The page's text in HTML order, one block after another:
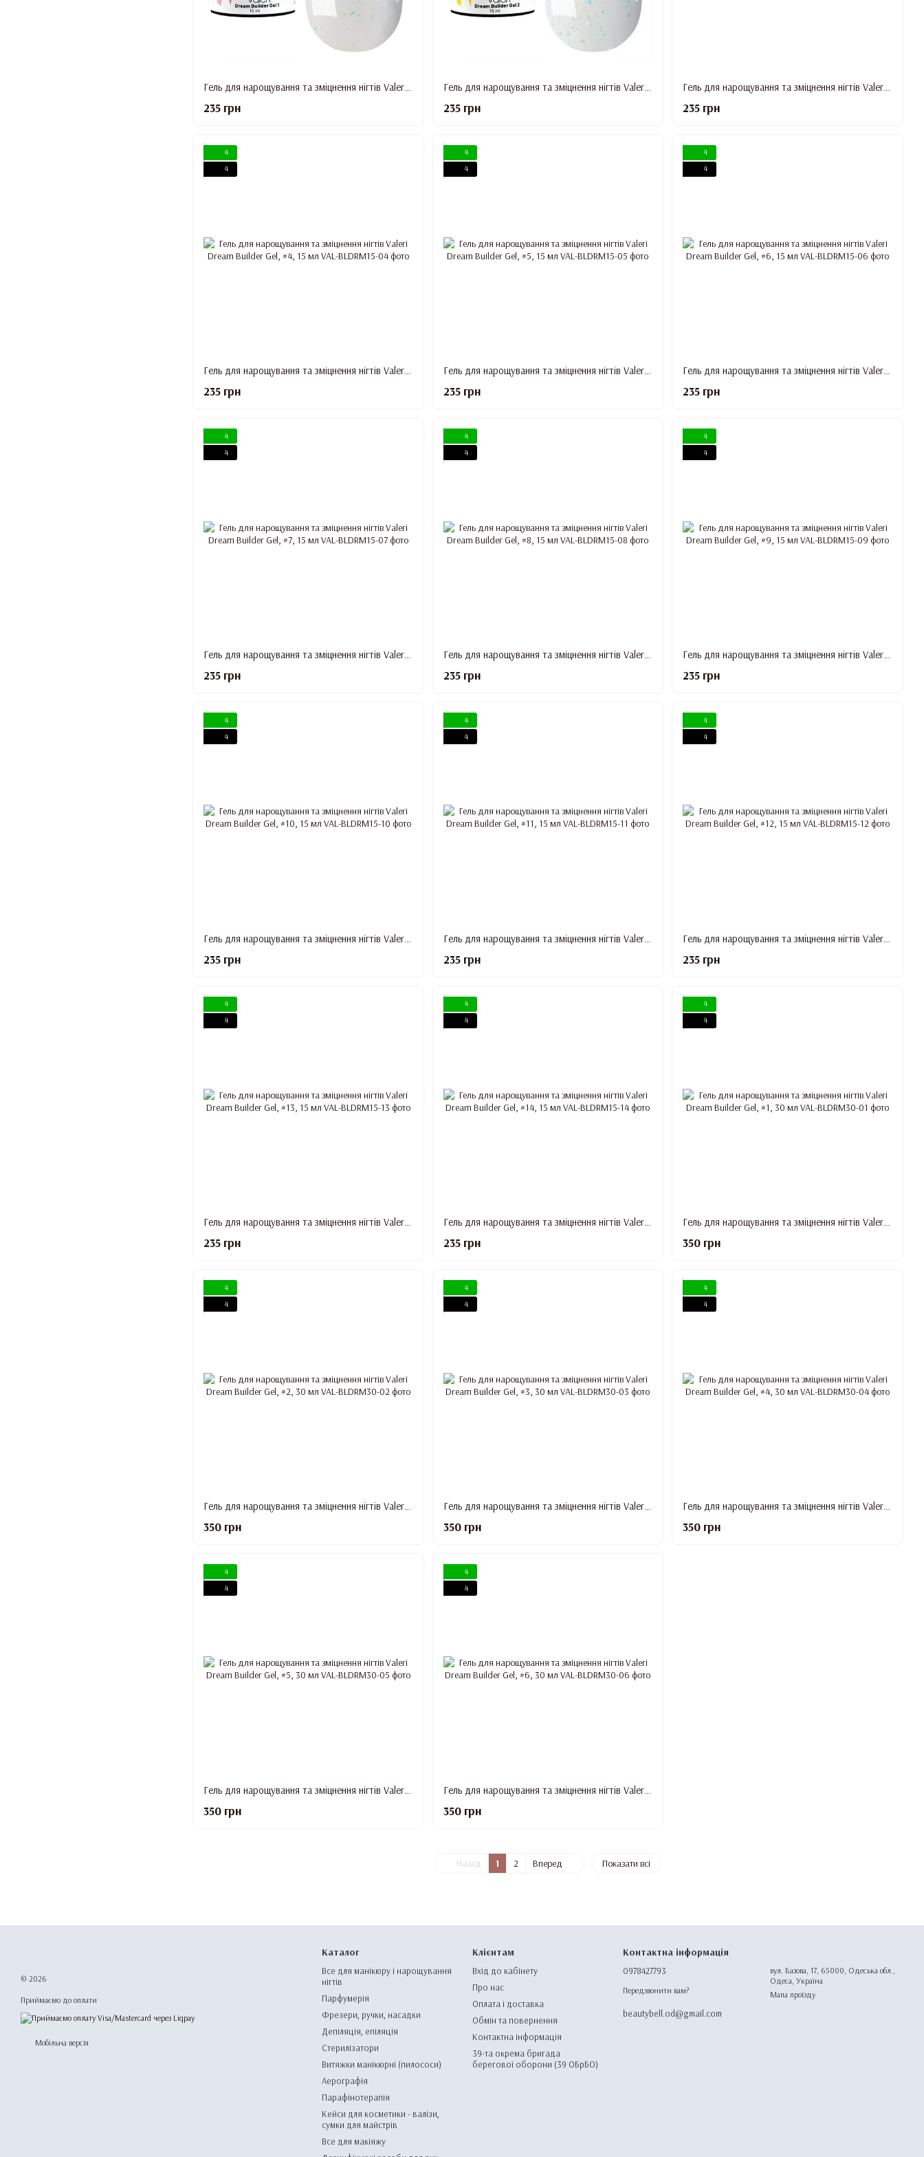
235 грн
Гель для нарощування та зміцнення нігтів Valeri Dream Builder Gel, #2, 15 мл
235 грн 235 грн
4
4
Гель для нарощування та зміцнення нігтів Valeri Dream Builder Gel, #4, 15 мл
235 грн
4
4
Гель для нарощування та зміцнення нігтів Valeri Dream Builder Gel, #5, 15 мл
235 грн
4
4
Гель для нарощування та зміцнення нігтів Valeri Dream Builder Gel, #6, 15 мл
235 грн
4
4
Гель для нарощування та зміцнення нігтів Valeri Dream Builder Gel, #7, 15 мл
235 грн
4
4
Гель для нарощування та зміцнення нігтів Valeri Dream Builder Gel, #8, 15 мл
235 грн
4
4
Гель для нарощування та зміцнення нігтів Valeri Dream Builder Gel, #9, 15 мл
235 грн
4
4
235 грн
4
4
Гель для нарощування та зміцнення нігтів Valeri Dream Builder Gel, #11, 15 мл
235 грн
4
4
235 грн
4
4
Гель для нарощування та зміцнення нігтів Valeri Dream Builder Gel, #13, 15 мл
235 грн
4
4
Гель для нарощування та зміцнення нігтів Valeri Dream Builder Gel, #14, 15 мл
235 грн
4
4
Гель для нарощування та зміцнення нігтів Valeri Dream Builder Gel, #1, 30 мл
350 грн
4
4
Гель для нарощування та зміцнення нігтів Valeri Dream Builder Gel, #2, 30 мл
350 грн
4
4
Гель для нарощування та зміцнення нігтів Valeri Dream Builder Gel, #3, 30 мл
350 грн
4
4
Гель для нарощування та зміцнення нігтів Valeri Dream Builder Gel, #4, 30 мл
350 грн
4
4
350 грн
4
4
Гель для нарощування та зміцнення нігтів Valeri Dream Builder Gel, #6, 30 мл
350 грн
Назад 1 2 Вперед Показати всі
© 2026
Приймаємо до оплати
Мобільна версія
Каталог
Все для манікюру і нарощування
нігтів
Парфумерія
Фрезери, ручки, насадки
Депіляція, епіляція
Стерилізатори
Витяжки манікюрні (пилососи)
Аерографія
Парафінотерапія
Кейси для косметики - валізи,
сумки для майстрів
Все для макіяжу
Клієнтам
Вхід до кабінету
Про нас
Оплата і доставка
Обмін та повернення
Контактна інформація
39-та окрема бригада
берегової оборони (39 ОБрБО)
Контактна інформація
0978427793
Передзвонити вам?
beautybell.od@gmail.com
вул. Базова, 17, 65000, Одеська обл.,
Одеса, Україна
Мапа проїзду